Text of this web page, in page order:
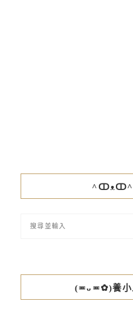
^ↀᴥↀ^
(≖ᴗ≖✿)養小